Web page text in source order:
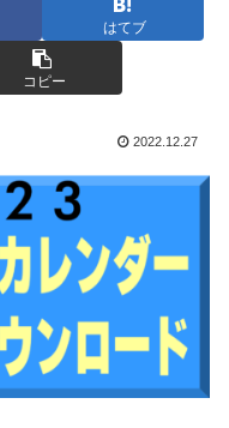
はてブ
コピー
2022.12.27